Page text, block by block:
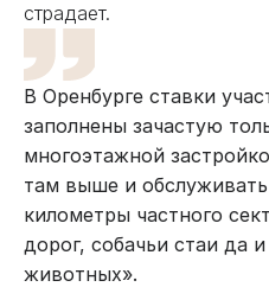
страдает.
В Оренбурге ставки
заполнены зачастую
многоэтажной
там выше и обслуживать
километры частного
дорог, собачьи стаи да
животных».